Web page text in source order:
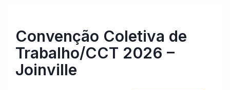
Convenção Coletiva de
Trabalho/CCT 2026 –
Joinville